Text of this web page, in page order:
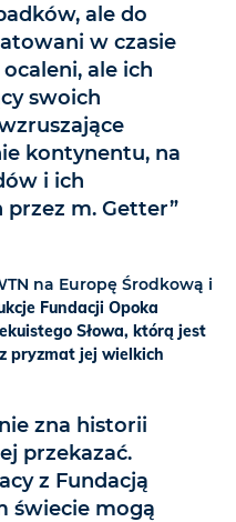
ale do
w czasie
ale ich
swoich
kontynentu, na
i ich
m. Getter”
na Europę Środkową i
Fundacji Opoka
Słowa, którą jest
pryzmat jej wielkich
zna historii
przekazać.
z Fundacją
świecie mogą